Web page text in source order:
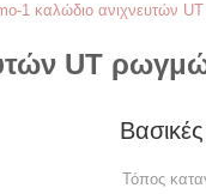
1 καλώδιο ανιχνευτών
UT
Τόπος